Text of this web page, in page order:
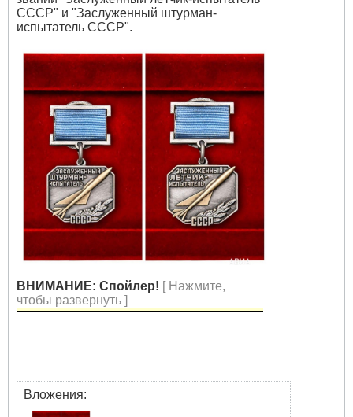
СССР" и "Заслуженный штурман-
испытатель СССР".
ВНИМАНИЕ: Спойлер! [ Нажмите,
чтобы развернуть ]
Вложения: